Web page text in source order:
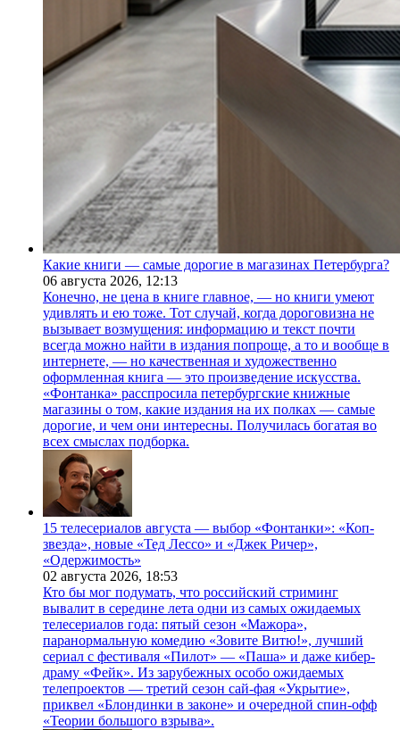
Какие книги — самые дорогие в магазинах Петербурга?
06 августа 2026, 12:13
Конечно, не цена в книге главное, — но книги умеют
удивлять и ею тоже. Тот случай, когда дороговизна не
вызывает возмущения: информацию и текст почти
всегда можно найти в издания попроще, а то и вообще в
интернете, — но качественная и художественно
оформленная книга — это произведение искусства.
«Фонтанка» расспросила петербургские книжные
магазины о том, какие издания на их полках — самые
дорогие, и чем они интересны. Получилась богатая во
всех смыслах подборка.
15 телесериалов августа — выбор «Фонтанки»: «Коп-
звезда», новые «Тед Лессо» и «Джек Ричер»,
«Одержимость»
02 августа 2026, 18:53
Кто бы мог подумать, что российский стриминг
вывалит в середине лета одни из самых ожидаемых
телесериалов года: пятый сезон «Мажора»,
паранормальную комедию «Зовите Витю!», лучший
сериал с фестиваля «Пилот» — «Паша» и даже кибер-
драму «Фейк». Из зарубежных особо ожидаемых
телепроектов — третий сезон сай-фая «Укрытие»,
приквел «Блондинки в законе» и очередной спин-офф
«Теории большого взрыва».